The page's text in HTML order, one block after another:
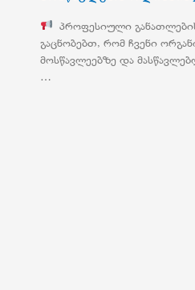
პროფესიული
გაცნობებთ, რომ ჩვენი
მოსწავლეებზე და
…